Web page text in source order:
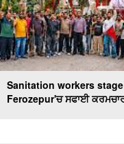
Sanitation workers
Ferozepur'ਚ ਸਫਾਈ